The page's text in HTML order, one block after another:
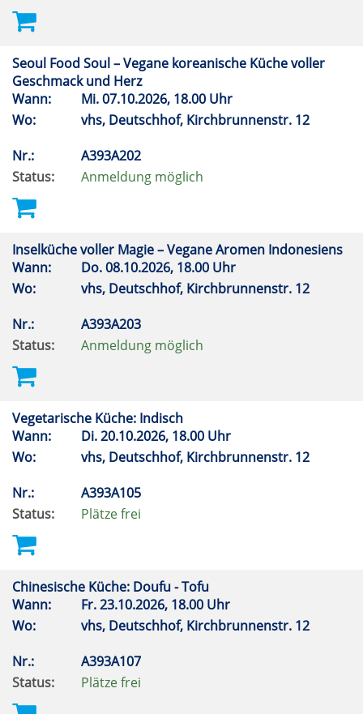
Seoul Food Soul – Vegane koreanische Küche voller
Geschmack und Herz
Wann:
Mi.07.10.2026, 18.00 Uhr
Wo:
vhs, Deutschhof, Kirchbrunnenstr. 12
Nr.:
A393A202
Status:
Anmeldung möglich
Inselküche voller Magie – Vegane Aromen Indonesiens
Wann:
Do.08.10.2026, 18.00 Uhr
Wo:
vhs, Deutschhof, Kirchbrunnenstr. 12
Nr.:
A393A203
Status:
Anmeldung möglich
Vegetarische Küche: Indisch
Wann:
Di.20.10.2026, 18.00 Uhr
Wo:
vhs, Deutschhof, Kirchbrunnenstr. 12
Nr.:
A393A105
Status:
Plätze frei
Chinesische Küche: Doufu - Tofu
Wann:
Fr.23.10.2026, 18.00 Uhr
Wo:
vhs, Deutschhof, Kirchbrunnenstr. 12
Nr.:
A393A107
Status:
Plätze frei